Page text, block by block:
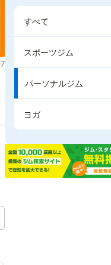
すべて
スポーツジム
パーソナルジム
ヨガ